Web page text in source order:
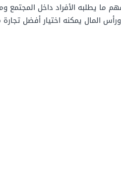
ما يطلبه الأفراد داخل
ورأس المال يمكنه اختيار أفضل